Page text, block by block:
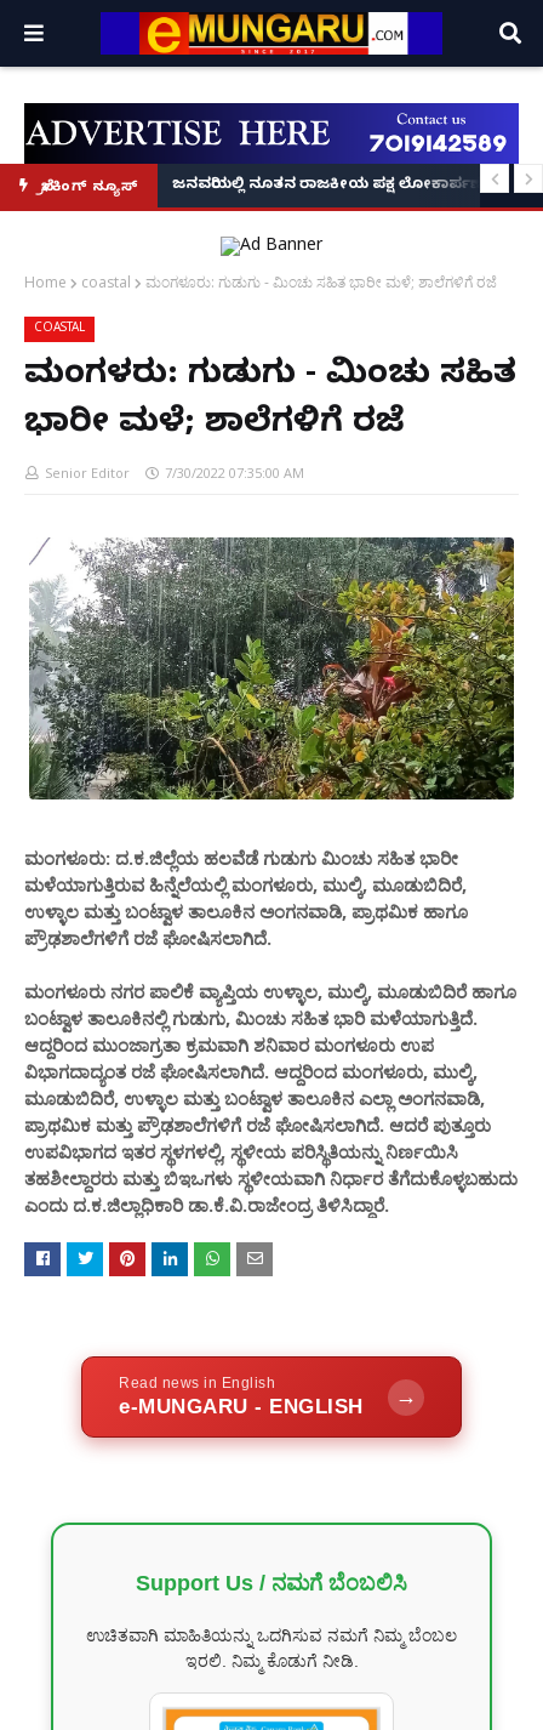
ಬ್ರೇಕಿಂಗ್ ನ್ಯೂಸ್
ಕಥೆ!
8 ಅಡಿಗೂ ಹೆಚ್ಚು ಉದ್ದದ ಕೂದಲು ಬೆಳೆಸಿ ಗಿನ್ನಿಸ್ ವಿಶ್ವ ದಾಖಲೆ ಬರೆದ ಭಾರತದ ರೇಣು
ಜನವರಿಯಲ್ಲಿ ನೂತನ ರಾಜಕೀಯ ಪಕ್ಷ ಲೋಕಾರ್ಪಣೆ – ನಟ
Home coastal ಮಂಗಳೂರು: ಗುಡುಗು - ಮಿಂಚು ಸಹಿತ ಭಾರೀ ಮಳೆ; ಶಾಲೆಗಳಿಗೆ ರಜೆ
COASTAL
ಮಂಗಳೂರು: ಗುಡುಗು - ಮಿಂಚು ಸಹಿತ
ಭಾರೀ ಮಳೆ; ಶಾಲೆಗಳಿಗೆ ರಜೆ
Senior Editor 7/30/2022 07:35:00 AM
ಮಂಗಳೂರು: ದ.ಕ.ಜಿಲ್ಲೆಯ ಹಲವೆಡೆ ಗುಡುಗು ಮಿಂಚು ಸಹಿತ ಭಾರೀ
ಮಳೆಯಾಗುತ್ತಿರುವ ಹಿನ್ನೆಲೆಯಲ್ಲಿ ಮಂಗಳೂರು, ಮುಲ್ಕಿ, ಮೂಡುಬಿದಿರೆ,
ಉಳ್ಳಾಲ ಮತ್ತು ಬಂಟ್ವಾಳ ತಾಲೂಕಿನ ಅಂಗನವಾಡಿ, ಪ್ರಾಥಮಿಕ ಹಾಗೂ
ಪ್ರೌಢಶಾಲೆಗಳಿಗೆ ರಜೆ ಘೋಷಿಸಲಾಗಿದೆ.
ಮಂಗಳೂರು ನಗರ ಪಾಲಿಕೆ ವ್ಯಾಪ್ತಿಯ ಉಳ್ಳಾಲ, ಮುಲ್ಕಿ, ಮೂಡುಬಿದಿರೆ ಹಾಗೂ
ಬಂಟ್ವಾಳ ತಾಲೂಕಿನಲ್ಲಿ ಗುಡುಗು, ಮಿಂಚು ಸಹಿತ ಭಾರಿ ಮಳೆಯಾಗುತ್ತಿದೆ.
ಆದ್ದರಿಂದ ಮುಂಜಾಗ್ರತಾ ಕ್ರಮವಾಗಿ ಶನಿವಾರ ಮಂಗಳೂರು ಉಪ
ವಿಭಾಗದಾದ್ಯಂತ ರಜೆ ಘೋಷಿಸಲಾಗಿದೆ. ಆದ್ದರಿಂದ ಮಂಗಳೂರು, ಮುಲ್ಕಿ,
ಮೂಡುಬಿದಿರೆ, ಉಳ್ಳಾಲ ಮತ್ತು ಬಂಟ್ವಾಳ ತಾಲೂಕಿನ ಎಲ್ಲಾ ಅಂಗನವಾಡಿ,
ಪ್ರಾಥಮಿಕ ಮತ್ತು ಪ್ರೌಢಶಾಲೆಗಳಿಗೆ ರಜೆ ಘೋಷಿಸಲಾಗಿದೆ. ಆದರೆ ಪುತ್ತೂರು
ಉಪವಿಭಾಗದ ಇತರ ಸ್ಥಳಗಳಲ್ಲಿ, ಸ್ಥಳೀಯ ಪರಿಸ್ಥಿತಿಯನ್ನು ನಿರ್ಣಯಿಸಿ
ತಹಶೀಲ್ದಾರರು ಮತ್ತು ಬಿಇಒಗಳು ಸ್ಥಳೀಯವಾಗಿ ನಿರ್ಧಾರ ತೆಗೆದುಕೊಳ್ಳಬಹುದು
ಎಂದು ದ.ಕ.ಜಿಲ್ಲಾಧಿಕಾರಿ ಡಾ.ಕೆ.ವಿ.ರಾಜೇಂದ್ರ ತಿಳಿಸಿದ್ದಾರೆ.
Read news in English
e-MUNGARU - ENGLISH →
Support Us / ನಮಗೆ ಬೆಂಬಲಿಸಿ
ಉಚಿತವಾಗಿ ಮಾಹಿತಿಯನ್ನು ಒದಗಿಸುವ ನಮಗೆ ನಿಮ್ಮ ಬೆಂಬಲ
ಇರಲಿ. ನಿಮ್ಮ ಕೊಡುಗೆ ನೀಡಿ.